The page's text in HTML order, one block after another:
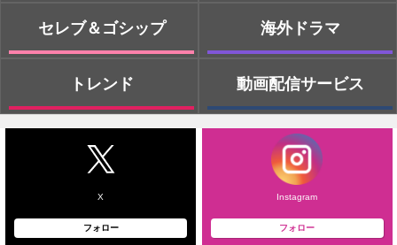
セレブ＆ゴシップ
トレンド
海外ドラマ
動画配信サービス
X
フォロー
Instagram
フォロー